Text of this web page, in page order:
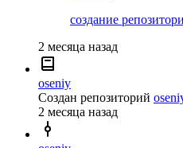
создание
2 месяца назад
oseniy
Создан репозиторий
2 месяца назад